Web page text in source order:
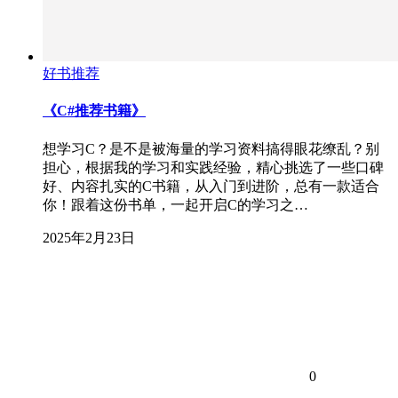
好书推荐
《C#推荐书籍》
想学习C？是不是被海量的学习资料搞得眼花缭乱？别
担心，根据我的学习和实践经验，精心挑选了一些口碑
好、内容扎实的C书籍，从入门到进阶，总有一款适合
你！跟着这份书单，一起开启C的学习之…
2025年2月23日
0